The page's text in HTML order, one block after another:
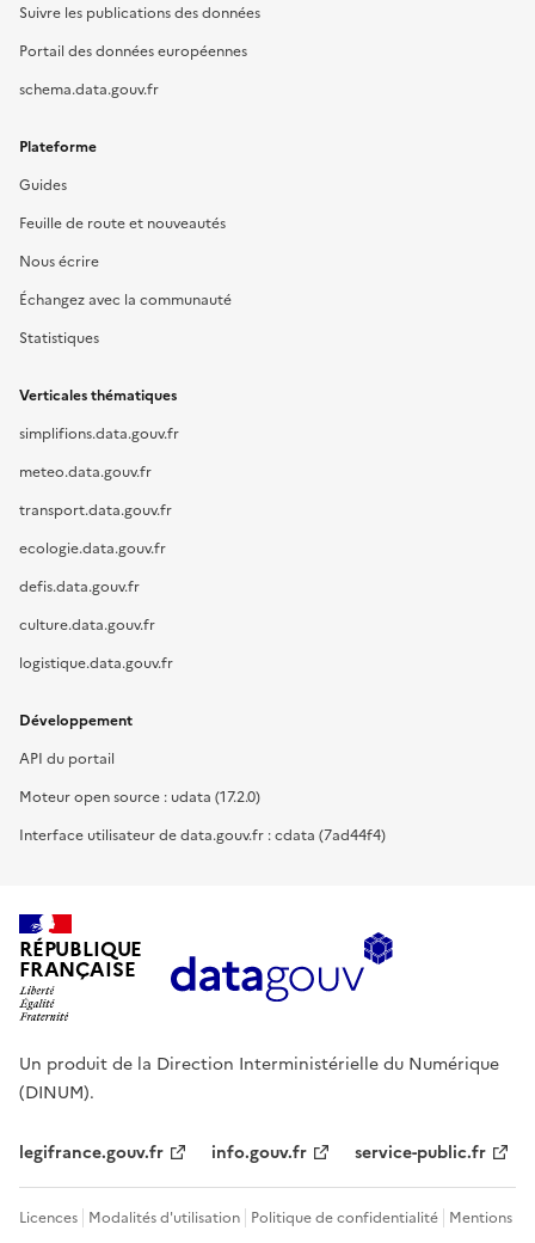
Suivre les publications des données
Portail des données européennes
schema.data.gouv.fr
Plateforme
Guides
Feuille de route et nouveautés
Nous écrire
Échangez avec la communauté
Statistiques
Verticales thématiques
simplifions.data.gouv.fr
meteo.data.gouv.fr
transport.data.gouv.fr
ecologie.data.gouv.fr
defis.data.gouv.fr
culture.data.gouv.fr
logistique.data.gouv.fr
Développement
API du portail
Moteur open source : udata (17.2.0)
Interface utilisateur de data.gouv.fr : cdata (7ad44f4)
RÉPUBLIQUE
FRANÇAISE
Un produit de la Direction Interministérielle du Numérique
(DINUM).
legifrance.gouv.fr info.gouv.fr service-public.fr
Licences Modalités d'utilisation Politique de confidentialité Mentions